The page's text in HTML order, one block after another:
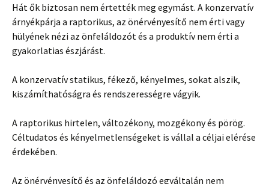
Hát ők biztosan nem értették meg egymást. A konzervatív
árnyékpárja a raptorikus, az önérvényesítő nem érti vagy
hülyének nézi az önfeláldozót és a produktív nem érti a
gyakorlatias észjárást.
A konzervatív statikus, fékező, kényelmes, sokat alszik,
kiszámíthatóságra és rendszerességre vágyik.
A raptorikus hirtelen, változékony, mozgékony és pörög.
Céltudatos és kényelmetlenségeket is vállal a céljai elérése
érdekében.
Az önérvényesítő és az önfeláldozó egyáltalán nem